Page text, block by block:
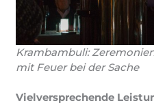
Krambambuli:
mit Feuer bei der Sache
Vielversprechende